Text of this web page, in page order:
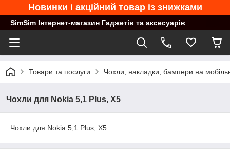
Новинки і акційний товар із знижками
SimSim Інтернет-магазин Гаджетів та аксесуарів
Товари та послуги Чохли, накладки, бампери на
Чохли для Nokia 5,1 Plus, X5
Чохли для Nokia 5,1 Plus, X5